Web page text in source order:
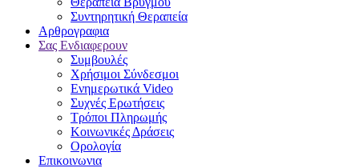
Συντηρητική Θεραπεία
Αρθρογραφια
Σας Ενδιαφερουν
Συμβουλές
Χρήσιμοι Σύνδεσμοι
Ενημερωτικά Video
Συχνές Ερωτήσεις
Τρόποι Πληρωμής
Κοινωνικές Δράσεις
Ορολογία
Επικοινωνια